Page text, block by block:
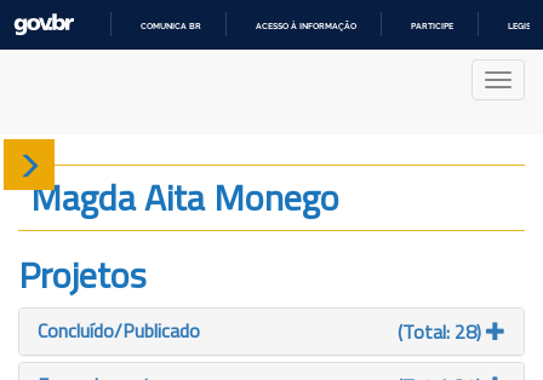
COMUNICA BR ACESSO À INFORMAÇÃO PARTICIPE
Sobre
Produção
Projetos
Gráficos
Magda Aita Monego
Projetos
Concluído/Publicado
(Total: 28)